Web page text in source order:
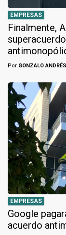
EMPRESAS
Finalmente,
Por GONZALO
EMPRESAS
Google
acuerdo